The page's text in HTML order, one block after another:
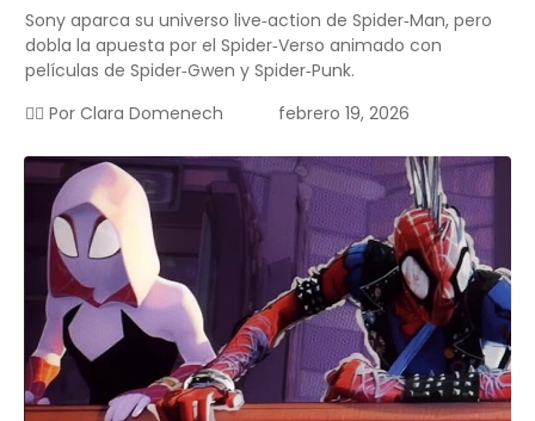
Sony aparca su universo live‑action de Spider‑Man, pero
dobla la apuesta por el Spider‑Verso animado con
películas de Spider‑Gwen y Spider‑Punk.
✍🏻 Por Clara Domenech febrero 19, 2026